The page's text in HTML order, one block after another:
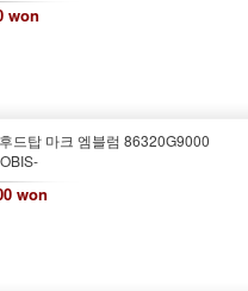
won
드탑 마크 엠블럼 86320G9000
won